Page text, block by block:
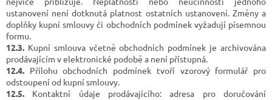
ustanovení není dotknutá platnost ostatních ustanovení. Změny a
doplňky kupní smlouvy či obchodních podmínek vyžadují písemnou
formu.
12.3. Kupní smlouva včetně obchodních podmínek je archivována
prodávajícím v elektronické podobě a není přístupná.
12.4. Přílohu obchodních podmínek tvoří vzorový formulář pro
odstoupení od kupní smlouvy.
12.5. Kontaktní údaje prodávajícího: adresa pro doručování